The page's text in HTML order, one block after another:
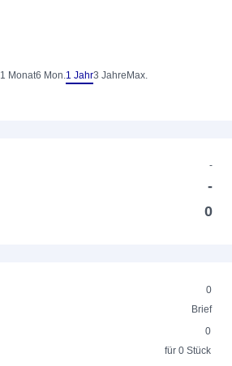
1 Monat6 Mon.1 Jahr3 Jahre Max.
-
-
0
0
Brief
0
für 0 Stück